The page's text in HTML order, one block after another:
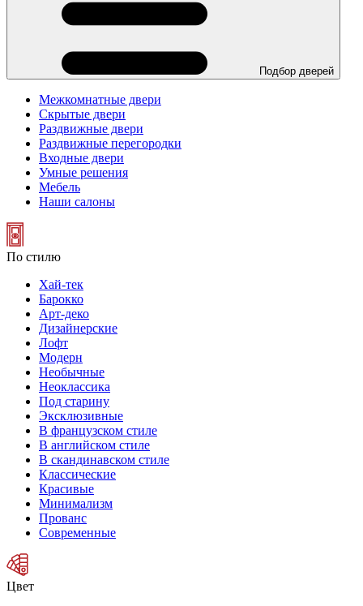
Подбор дверей
Межкомнатные двери
Скрытые двери
Раздвижные двери
Раздвижные перегородки
Входные двери
Умные решения
Мебель
Наши салоны
По стилю
Хай-тек
Барокко
Арт-деко
Дизайнерские
Лофт
Модерн
Необычные
Неоклассика
Под старину
Эксклюзивные
В французском стиле
В английском стиле
В скандинавском стиле
Классические
Красивые
Минимализм
Прованс
Современные
Цвет